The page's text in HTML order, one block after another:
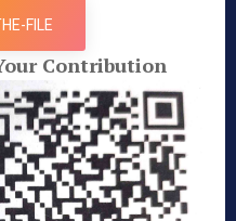
FILE
Contribution